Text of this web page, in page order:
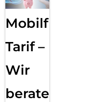
Mobilfunk
Tarif –
Wir
beraten